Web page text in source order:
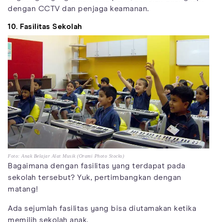
dengan CCTV dan penjaga keamanan.
10. Fasilitas Sekolah
Foto: Anak Belajar Alat Musik (Orami Photo Stocks)
Bagaimana dengan fasilitas yang terdapat pada
sekolah tersebut? Yuk, pertimbangkan dengan
matang!
Ada sejumlah fasilitas yang bisa diutamakan ketika
memilih sekolah anak.